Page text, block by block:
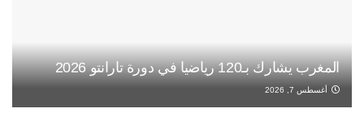
المغرب يشارك بـ120 رياضيا في دورة تارانتو 2026
أغسطس 7, 2026